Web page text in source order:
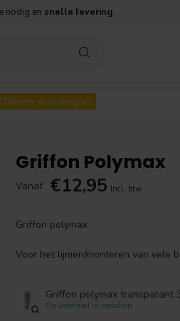
nodig en snelle levering
Aanvragen
Griffon Polymax
Vanaf €12,95 Incl. btw
Griffon polymax
Voor het lijmen/monteren van vele
Griffon polymax transparant
Op voorraad in webshop